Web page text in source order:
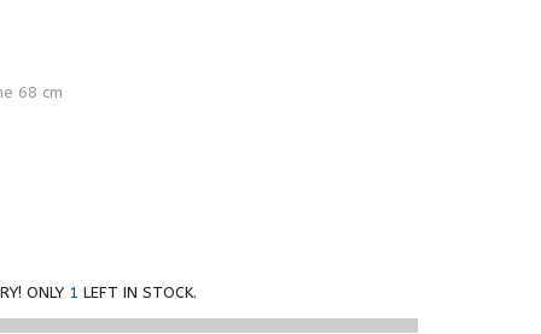
68 cm
ONLY 1 LEFT IN STOCK.